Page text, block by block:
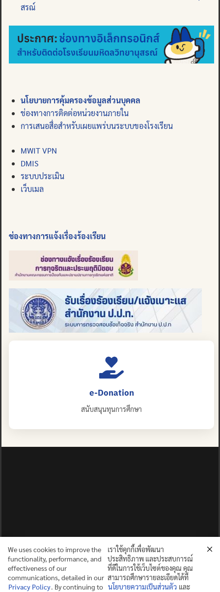
สรณ์
นโยบายการคุ้มครองข้อมูลส่วนบุคคล
ช่องทางการติดต่อหน่วยงานภายใน
การเสนอสื่อสำหรับเผยแพร่บนระบบของโรงเรียน
MWIT VPN
DMIS
ระบบประเมิน
เว็บเมล
ช่องทางการแจ้งเรื่องร้องเรียน
e-Donation
สนับสนุนทุนการศึกษา
We uses cookies to improve the
functionality, performance, and
effectiveness of our
communications, detailed in our
Privacy Policy. By continuing to
เราใช้คุกกี้เพื่อพัฒนา
ประสิทธิภาพ และประสบการณ์
ที่ดีในการใช้เว็บไซต์ของคุณ คุณ
สามารถศึกษารายละเอียดได้ที่
นโยบายความเป็นส่วนตัว และ